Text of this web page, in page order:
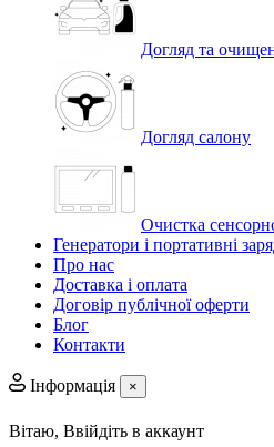
Догляд та
Догляд салону
Очистка
Генератори і портативні
Про нас
Доставка і оплата
Договір публічної оферти
Блог
Контакти
Інформація ×
Вітаю, Ввійдіть в аккаунт